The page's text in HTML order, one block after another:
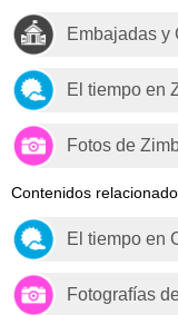
Embajadas y
El tiempo en
Fotos de
Contenidos
El tiempo en
Fotografías